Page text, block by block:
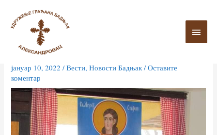
садржај
Прослава славе удружења
јануар 10, 2022/Вести,Новости Бадњак /Оставите
коментар